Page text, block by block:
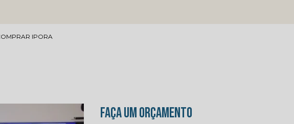
IPORA
FAÇA UM ORÇAMENTO